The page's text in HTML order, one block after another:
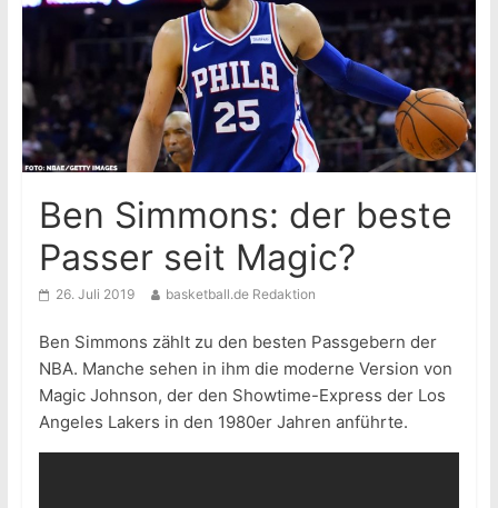
Ben Simmons: der beste
Passer seit Magic?
26. Juli 2019 basketball.de Redaktion
Ben Simmons zählt zu den besten Passgebern der
NBA. Manche sehen in ihm die moderne Version von
Magic Johnson, der den Showtime-Express der Los
Angeles Lakers in den 1980er Jahren anführte.